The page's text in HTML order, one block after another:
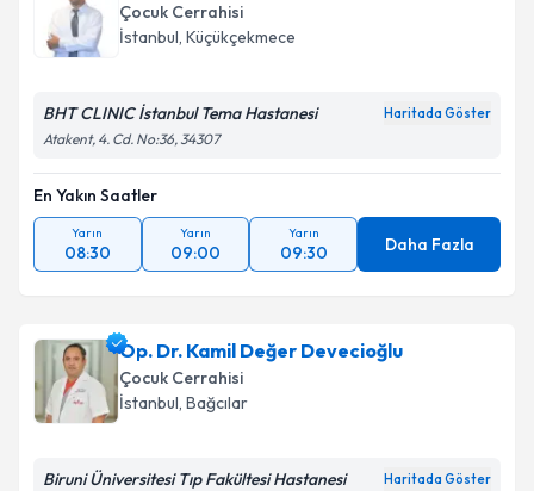
E-posta Adresiniz
Kişisel verilerimin işlenmesine ilişkin
Metni'ni okudum ve kişisel verilerimin belirtilen
kapsamda işlenmesini kabul ediyorum.
Takvim Talebini Gönder
Çocuk Cerrahisi
İstanbul, Küçükçekmece
BHT CLINIC İstanbul Tema Hastanesi Haritada Göster
Atakent, 4. Cd. No:36, 34307
En Yakın Saatler
Yarın
08:30
Yarın
09:00
Yarın
09:30 Daha Fazla
Op. Dr. Kamil Değer Devecioğlu
Çocuk Cerrahisi
İstanbul, Bağcılar
Biruni Üniversitesi Tıp Fakültesi Hastanesi Haritada Göster